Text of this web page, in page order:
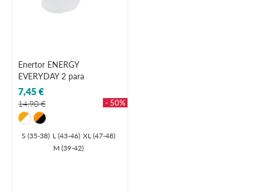
Enertor ENERGY
EVERYDAY 2 para
7,45 €
14,90 € - 50%
S (35-38) L (43-46) XL (47-48)
M (39-42)